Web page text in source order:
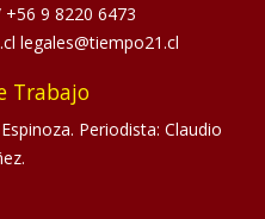
+56 9 8220 6473
legales@tiempo21.cl
Trabajo
Periodista: Claudio